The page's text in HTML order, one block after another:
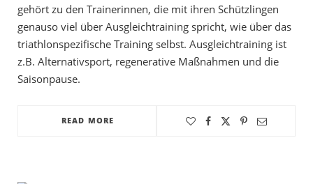
gehört zu den Trainerinnen, die mit ihren Schützlingen
genauso viel über Ausgleichtraining spricht, wie über das
triathlonspezifische Training selbst. Ausgleichtraining ist
z.B. Alternativsport, regenerative Maßnahmen und die
Saisonpause.
READ MORE